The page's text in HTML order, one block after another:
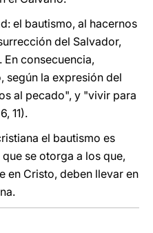
el bautismo, al hacernos
del Salvador,
En consecuencia,
según la expresión del
al pecado", y "vivir para
6, 11).
el bautismo es
se otorga a los que,
en Cristo, deben llevar en